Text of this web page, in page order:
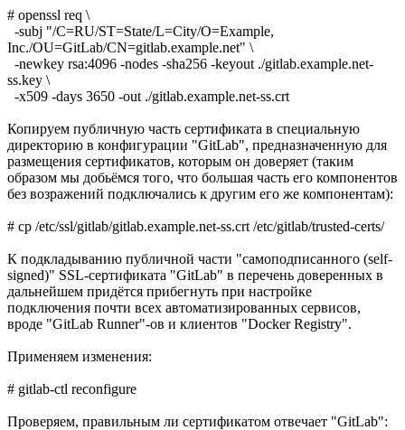
# openssl req \
-subj "/C=RU/ST=State/L=City/O=Example,
Inc./OU=GitLab/CN=gitlab.example.net" \
-newkey rsa:4096 -nodes -sha256 -keyout ./gitlab.example.net-
ss.key \
-x509 -days 3650 -out ./gitlab.example.net-ss.crt
Копируем публичную часть сертификата в специальную
директорию в конфигурации "GitLab", предназначенную для
размещения сертификатов, которым он доверяет (таким
образом мы добьёмся того, что большая часть его компонентов
без возражений подключались к другим его же компонентам):
# cp /etc/ssl/gitlab/gitlab.example.net-ss.crt /etc/gitlab/trusted-certs/
К подкладыванию публичной части "самоподписанного (self-
signed)" SSL-сертификата "GitLab" в перечень доверенных в
дальнейшем придётся прибегнуть при настройке
подключения почти всех автоматизированных сервисов,
вроде "GitLab Runner"-ов и клиентов "Docker Registry".
Применяем изменения:
# gitlab-ctl reconfigure
Проверяем, правильным ли сертификатом отвечает "GitLab":